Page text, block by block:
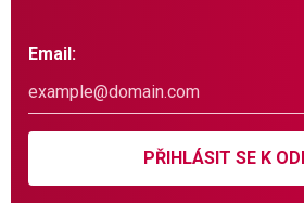
Email:
PŘIHLÁSIT SE K